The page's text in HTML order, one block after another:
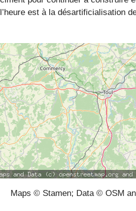
l’heure est à la désartificialisation
Maps © Stamen; Data © OSM